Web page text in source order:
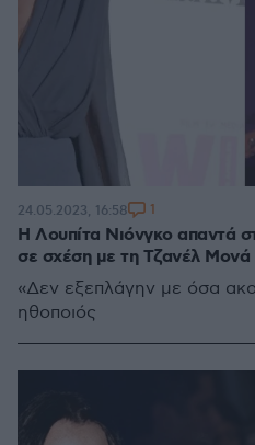
Η Λουπίτα Νιόνγκο απαντά
σε σχέση με τη Τζανέλ Μονά
«Δεν εξεπλάγην με όσα
ηθοποιός
24.05.2023, 16:58 1